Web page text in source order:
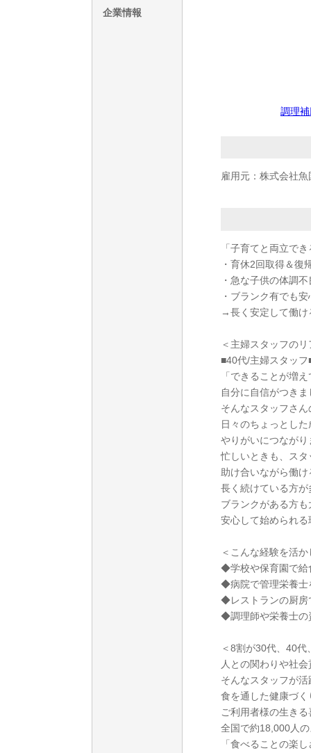
企業情報
調理
雇用元：株式会社
「子育てと両立で
・育休2回取得＆復
・急な子供の体調
・ブランク有でも
→長く安定して働け
＜主婦スタッフの
■40代/主婦スタッフ
「できることが増
自分に自信がつき
そんなスタッフさん
日々のちょっとした
やりがいにつながり
忙しいときも、スタ
助け合いながら働け
長く続けている方
ブランクがある方も
安心して始められる
＜こんな経験を活
◆学校や保育園で給
◆病院で管理栄養士
◆レストランの厨房
◆調理師や栄養士の
＜8割が30代、40代
人との関わりや社
そんなスタッフが
食を通した健康づ
ご利用者様の生き
全国で約18,000人
「食べることの楽